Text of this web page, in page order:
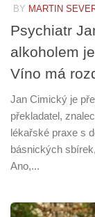
BY MARTIN
Psychiatr
alkoholem
Víno má
Jan Cimický je
překladatel,
lékařské praxe s
básnických
Ano,...